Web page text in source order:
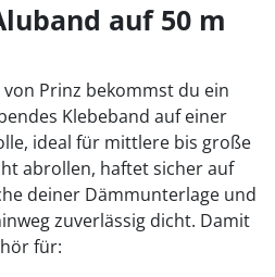
auf 50 m
Prinz bekommst du ein
Klebeband auf einer
ideal für mittlere bis große
abrollen, haftet sicher auf
deiner Dämmunterlage und
zuverlässig dicht. Damit
für: